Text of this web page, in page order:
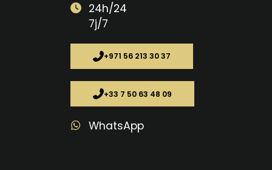
24h/24
7j/7
+971 56 213 30 37
+33 7 50 63 48 09
WhatsApp